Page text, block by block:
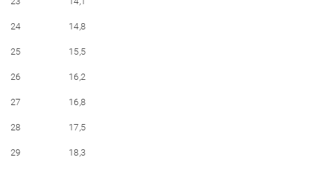
24 14,8
25 15,5
26 16,2
27 16,8
28 17,5
29 18,3